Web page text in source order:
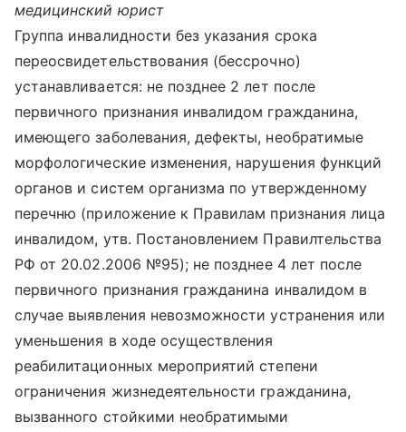
медицинский юрист
Группа инвалидности без указания срока
переосвидетельствования (бессрочно)
устанавливается: не позднее 2 лет после
первичного признания инвалидом гражданина,
имеющего заболевания, дефекты, необратимые
морфологические изменения, нарушения функций
органов и систем организма по утвержденному
перечню (приложение к Правилам признания лица
инвалидом, утв. Постановлением Правилтельства
РФ от 20.02.2006 №95); не позднее 4 лет после
первичного признания гражданина инвалидом в
случае выявления невозможности устранения или
уменьшения в ходе осуществления
реабилитационных мероприятий степени
ограничения жизнедеятельности гражданина,
вызванного стойкими необратимыми